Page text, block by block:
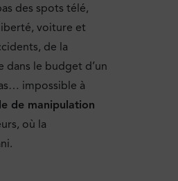
des spots télé,
voiture et
de la
le budget d’un
impossible à
de manipulation
où la